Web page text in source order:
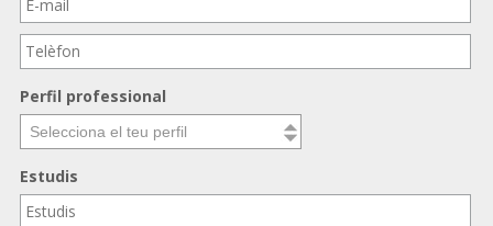
Perfil professional
Selecciona el teu perfil
Estudis